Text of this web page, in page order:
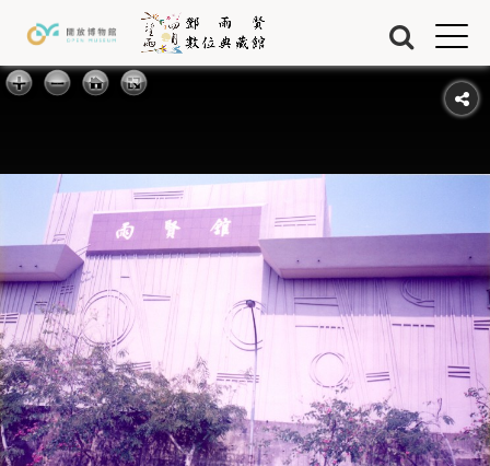
藏品
Jump to Navigation
Jump to Main content